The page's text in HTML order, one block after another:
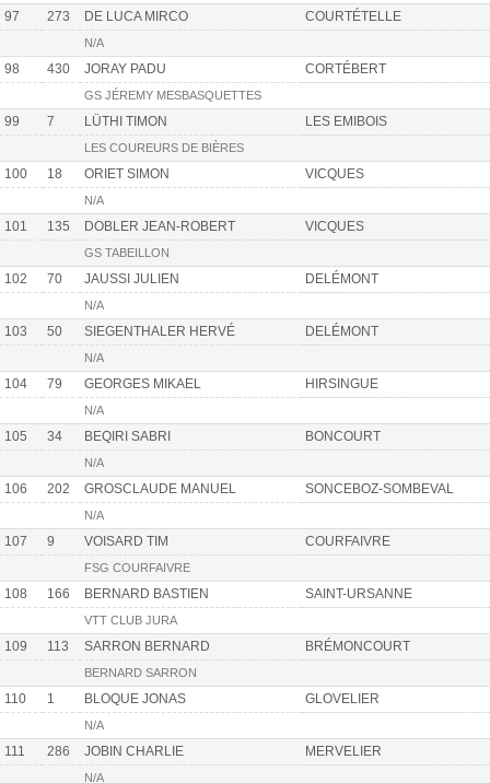
97 273 DE LUCA MIRCO COURTÉTELLE
N/A
98 430 JORAY PADU CORTÉBERT
GS JÉREMY MESBASQUETTES
99 7 LÜTHI TIMON LES EMIBOIS
LES COUREURS DE BIÈRES
100 18 ORIET SIMON VICQUES
N/A
101 135 DOBLER JEAN-ROBERT VICQUES
GS TABEILLON
102 70 JAUSSI JULIEN DELÉMONT
N/A
103 50 SIEGENTHALER HERVÉ DELÉMONT
N/A
104 79 GEORGES MIKAEL HIRSINGUE
N/A
105 34 BEQIRI SABRI BONCOURT
N/A
106 202 GROSCLAUDE MANUEL SONCEBOZ-SOMBEVAL
N/A
107 9 VOISARD TIM COURFAIVRE
FSG COURFAIVRE
108 166 BERNARD BASTIEN SAINT-URSANNE
VTT CLUB JURA
109 113 SARRON BERNARD BRÉMONCOURT
BERNARD SARRON
110 1 BLOQUE JONAS GLOVELIER
N/A
111 286 JOBIN CHARLIE MERVELIER
N/A